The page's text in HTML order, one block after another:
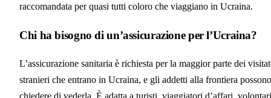
raccomandata per quasi tutti coloro che viaggiano in Ucraina.
Chi ha bisogno di un’assicurazione per l’Ucraina?
L’assicurazione sanitaria è richiesta per la maggior parte dei
stranieri che entrano in Ucraina, e gli addetti alla frontiera possono